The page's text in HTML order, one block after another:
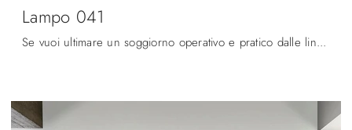
Lampo 041
Se vuoi ultimare un soggiorno operativo e pratico dalle linee moderne, ecco a te la parete attrezzata Lampo 041 Sangiacomo.